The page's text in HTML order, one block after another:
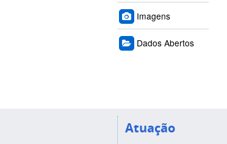
Imagens
Dados Abertos
Atuação